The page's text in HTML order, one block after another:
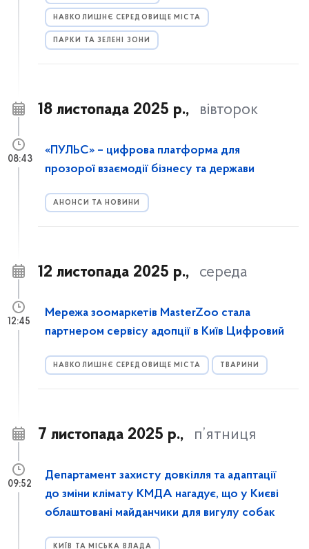
НАВКОЛИШНЄ СЕРЕДОВИЩЕ МІСТА
ПАРКИ ТА ЗЕЛЕНІ ЗОНИ
18 листопада 2025 р., вівторок
«ПУЛЬС» – цифрова платформа для
прозорої взаємодії бізнесу та держави
АНОНСИ ТА НОВИНИ
08:43
12 листопада 2025 р., середа
Мережа зоомаркетів MasterZoo стала
партнером сервісу адопції в Київ Цифровий
НАВКОЛИШНЄ СЕРЕДОВИЩЕ МІСТА ТВАРИНИ
12:45
7 листопада 2025 р., п’ятниця
Департамент захисту довкілля та адаптації
до зміни клімату КМДА нагадує, що у Києві
облаштовані майданчики для вигулу собак
КИЇВ ТА МІСЬКА ВЛАДА
09:52